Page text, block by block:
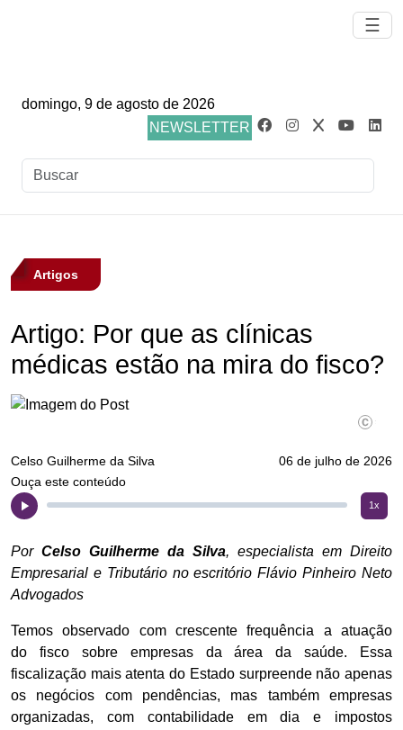
☰
domingo, 9 de agosto de 2026
NEWSLETTER
Artigos
Artigo: Por que as clínicas
médicas estão na mira do fisco?
Celso Guilherme da Silva
06 de julho de 2026
Ouça este conteúdo
1x
Por Celso Guilherme da Silva, especialista em Direito
Empresarial e Tributário no escritório Flávio Pinheiro Neto
Advogados
Temos observado com crescente frequência a atuação
do fisco sobre empresas da área da saúde. Essa
fiscalização mais atenta do Estado surpreende não apenas
os negócios com pendências, mas também empresas
organizadas, com contabilidade em dia e impostos